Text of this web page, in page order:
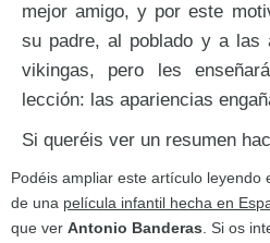
mejor amigo, y por este
su padre, al poblado y a las
vikingas, pero les
lección: las apariencias
Si queréis ver un resumen
Podéis ampliar este artículo leyendo
de una película infantil hecha en
que ver Antonio Banderas. Si os